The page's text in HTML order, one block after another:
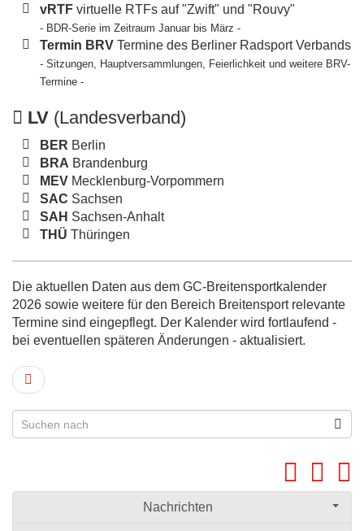
vRTF virtuelle RTFs auf "Zwift" und "Rouvy"
- BDR-Serie im Zeitraum Januar bis März -
Termin BRV Termine des Berliner Radsport Verbands
- Sitzungen, Hauptversammlungen, Feierlichkeit und weitere BRV-
Termine -
LV (Landesverband)
BER Berlin
BRA Brandenburg
MEV Mecklenburg-Vorpommern
SAC Sachsen
SAH Sachsen-Anhalt
THÜ Thüringen
Die aktuellen Daten aus dem GC-Breitensportkalender
2026 sowie weitere für den Bereich Breitensport relevante
Termine sind eingepflegt. Der Kalender wird fortlaufend -
bei eventuellen späteren Änderungen - aktualisiert.
Nachrichten